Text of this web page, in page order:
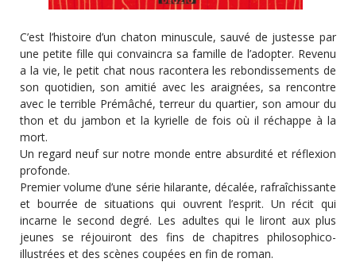
C’est l’histoire d’un chaton minuscule, sauvé de justesse par
une petite fille qui convaincra sa famille de l’adopter. Revenu
a la vie, le petit chat nous racontera les rebondissements de
son quotidien, son amitié avec les araignées, sa rencontre
avec le terrible Prémâché, terreur du quartier, son amour du
thon et du jambon et la kyrielle de fois où il réchappe à la
mort.
Un regard neuf sur notre monde entre absurdité et réflexion
profonde.
Premier volume d’une série hilarante, décalée, rafraîchissante
et bourrée de situations qui ouvrent l’esprit. Un récit qui
incarne le second degré. Les adultes qui le liront aux plus
jeunes se réjouiront des fins de chapitres philosophico-
illustrées et des scènes coupées en fin de roman.